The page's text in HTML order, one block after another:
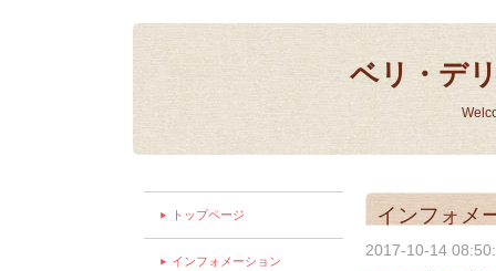
ベリ・デ
インフォメ
2017-10-14
トップページ
インフォメーション